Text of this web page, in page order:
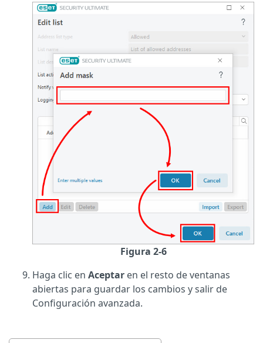
Figura 2-6
Haga clic en Aceptar en el resto de ventanas
abiertas para guardar los cambios y salir de
Configuración avanzada.